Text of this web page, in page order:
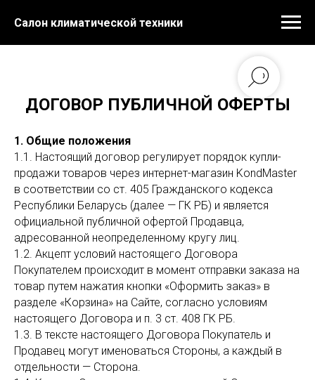
Салон климатической техники
ДОГОВОР ПУБЛИЧНОЙ ОФЕРТЫ
1. Общие положения
1.1. Настоящий договор регулирует порядок купли-
продажи товаров через интернет-магазин KondMaster
в соответствии со ст. 405 Гражданского кодекса
Республики Беларусь (далее — ГК РБ) и является
официальной публичной офертой Продавца,
адресованной неопределенному кругу лиц.
1.2. Акцепт условий настоящего Договора
Покупателем происходит в момент отправки заказа на
товар путем нажатия кнопки «Оформить заказ» в
разделе «Корзина» на Сайте, согласно условиям
настоящего Договора и п. 3 ст. 408 ГК РБ.
1.3. В тексте настоящего Договора Покупатель и
Продавец могут именоваться Стороны, а каждый в
отдельности — Сторона.